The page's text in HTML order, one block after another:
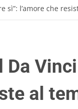
sì”: l’amore che
al